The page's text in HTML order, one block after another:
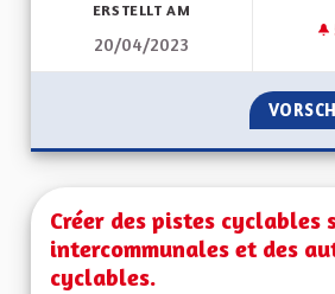
ERSTELLT AM
20/04/2023
Créer des pistes cyclables
intercommunales et des
cyclables.